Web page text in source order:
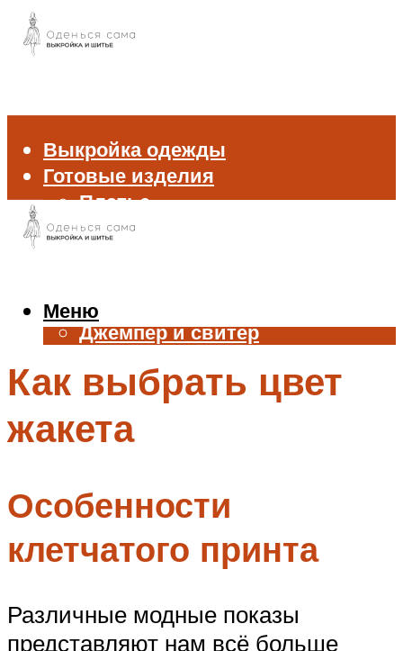
Выкройка одежды
Готовые изделия
Платье
Брюки
Жилет
Джемпер и свитер
Аксессуары
Меню
Меню
Как выбрать цвет
жакета
Особенности
клетчатого принта
Различные модные показы
представляют нам всё больше